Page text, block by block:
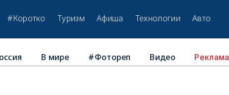
#Коротко Туризм Афиша Технологии Авто
В мире #Фотореп Видео Реклама